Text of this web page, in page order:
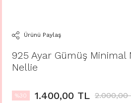
Ürünü Paylaş
925 Ayar Gümüş Minimal
Nellie
%30 1.400,00 TL 2.000,00